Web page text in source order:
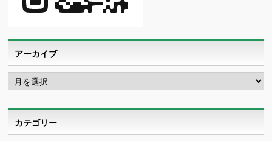
アーカイブ
ア
ー
カ
カテゴリー